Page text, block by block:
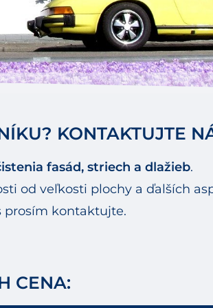
KONTAKTUJTE
fasád, striech a dlažieb.
od veľkosti plochy a ďalších
prosím kontaktujte.
CENA: